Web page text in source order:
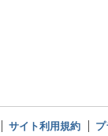
サイト利用規約